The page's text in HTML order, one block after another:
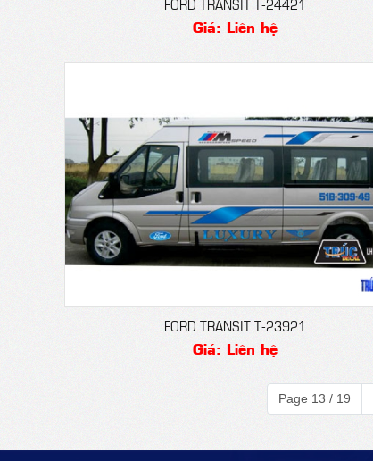
Giá: Liên hệ
FORD TRANSIT T-23921
Giá: Liên hệ
Page 13 / 19